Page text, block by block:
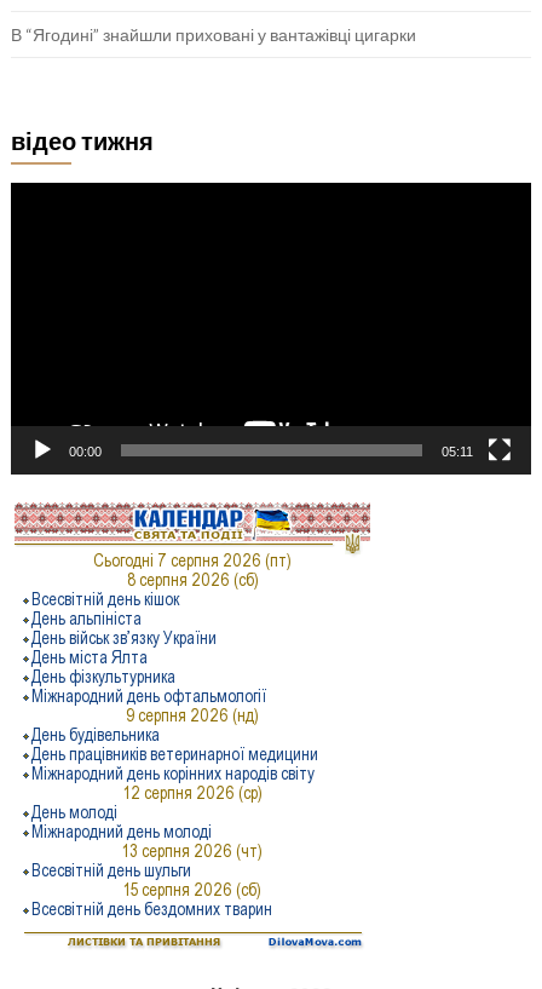
В “Ягодині” знайшли приховані у вантажівці цигарки
відео тижня
00:00 05:11